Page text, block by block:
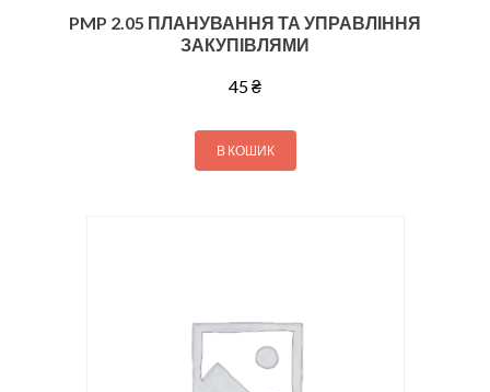
PMP 2.05 ПЛАНУВАННЯ ТА УПРАВЛІННЯ
ЗАКУПІВЛЯМИ
45₴
В КОШИК